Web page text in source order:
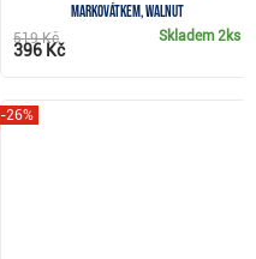
markovátkem, walnut
Skladem 2ks
519 Kč
396 Kč
-26%